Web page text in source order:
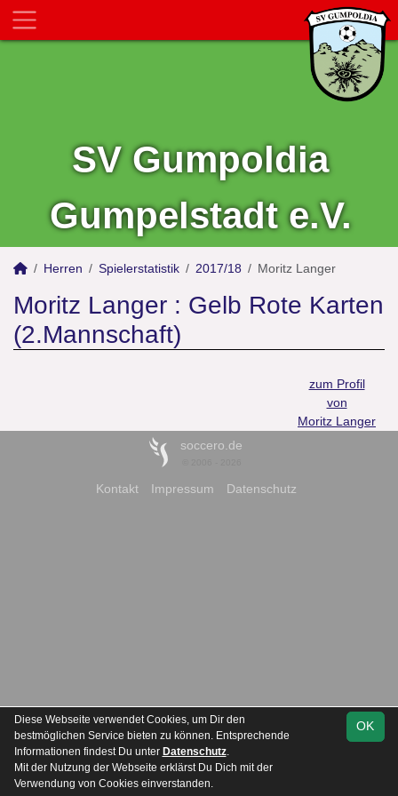
SV Gumpoldia
Gumpelstadt e.V.
Herren Spielerstatistik 2017/18 Moritz Langer
Moritz Langer : Gelb Rote Karten
(2.Mannschaft)
zum Profil
von
Moritz Langer
soccero.de
Kontakt Impressum Datenschutz
OK
Diese Webseite verwendet Cookies, um Dir den
bestmöglichen Service bieten zu können. Entsprechende
Informationen findest Du unter Datenschutz.
Mit der Nutzung der Webseite erklärst Du Dich mit der
Verwendung von Cookies einverstanden.